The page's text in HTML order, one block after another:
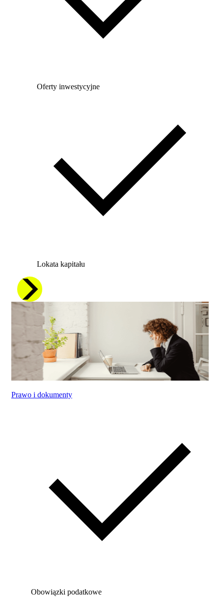
Oferty inwestycyjne
Lokata kapitału
Prawo i dokumenty
Obowiązki podatkowe